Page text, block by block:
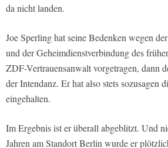
da nicht landen.
Joe Sperling hat seine Bedenken wegen
und der Geheimdienstverbindung des
ZDF-Vertrauensanwalt vorgetragen, dann
der Intendanz. Er hat also stets sozusagen
eingehalten.
Im Ergebnis ist er überall abgeblitzt. Und
Jahren am Standort Berlin wurde er